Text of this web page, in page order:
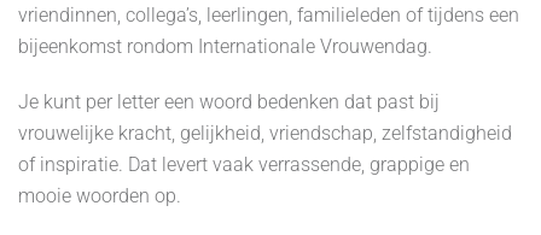
vriendinnen, collega’s, leerlingen, familieleden of tijdens een
bijeenkomst rondom Internationale Vrouwendag.
Je kunt per letter een woord bedenken dat past bij
vrouwelijke kracht, gelijkheid, vriendschap, zelfstandigheid
of inspiratie. Dat levert vaak verrassende, grappige en
mooie woorden op.